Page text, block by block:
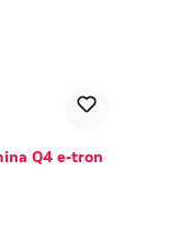
Q4 e-tron